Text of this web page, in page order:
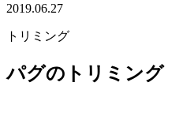
2019.06.27
トリミング
パグのトリミング